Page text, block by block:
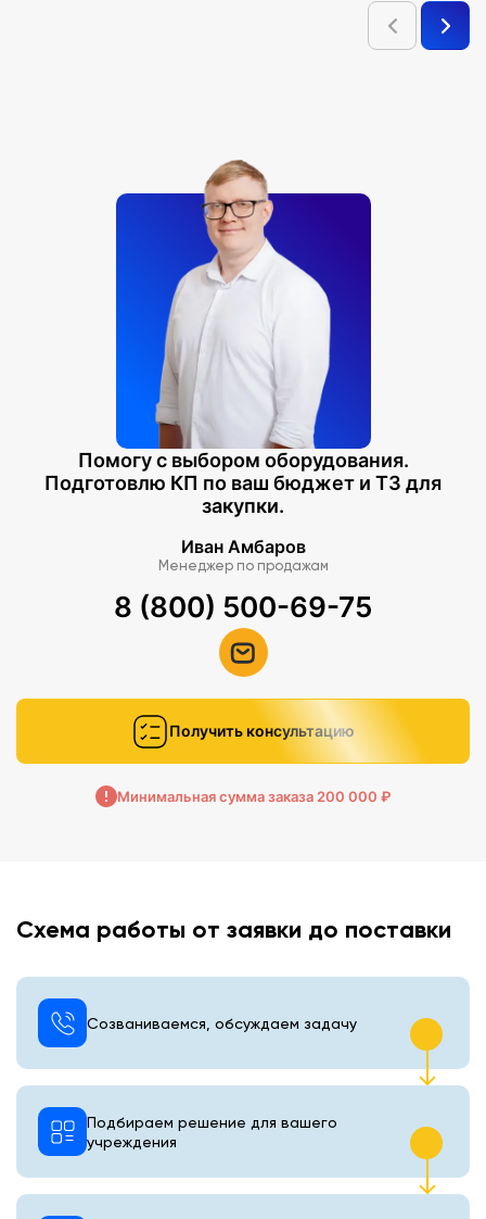
Помогу с выбором оборудования.
Подготовлю КП по ваш бюджет и ТЗ для
закупки.
Иван Амбаров
Менеджер по продажам
8 (800) 500-69-75
Получить консультацию
Минимальная сумма заказа 200 000 ₽
Схема работы от заявки до поставки
Созваниваемся, обсуждаем задачу
Подбираем решение для вашего
учреждения